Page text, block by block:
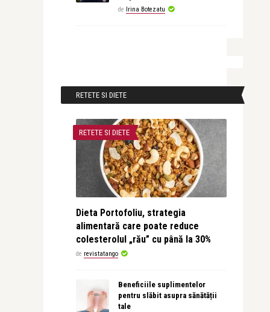
de Irina Botezatu
RETETE SI DIETE
RETETE SI DIETE
Dieta Portofoliu, strategia
alimentară care poate reduce
colesterolul „rău” cu până la 30%
de revistatango
Beneficiile suplimentelor
pentru slăbit asupra sănătății
tale